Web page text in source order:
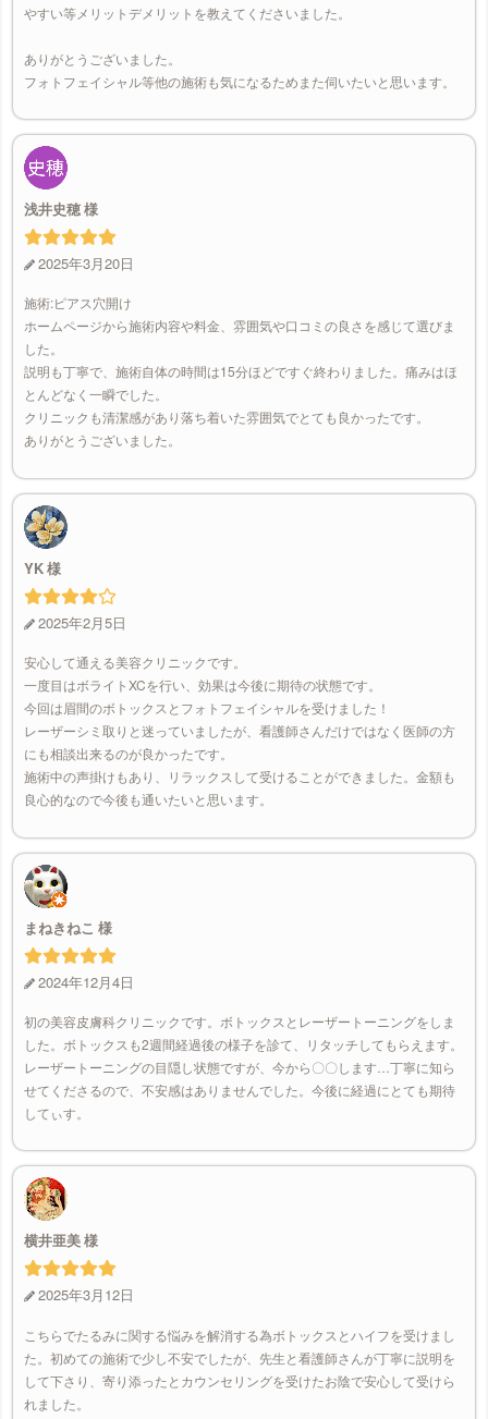
やすい等メリットデメリットを教えてくださいました。
ありがとうございました。
フォトフェイシャル等他の施術も気になるためまた伺いたいと思います。
浅井史穂
2025年3月20日
施術:ピアス穴開け
ホームページから施術内容や料金、雰囲気や口コミの良さを感じて選びま
した。
説明も丁寧で、施術自体の時間は15分ほどですぐ終わりました。痛みはほ
とんどなく一瞬でした。
クリニックも清潔感があり落ち着いた雰囲気でとても良かったです。
ありがとうございました。
YK
2025年2月5日
安心して通える美容クリニックです。
一度目はボライトXCを行い、効果は今後に期待の状態です。
今回は眉間のボトックスとフォトフェイシャルを受けました！
レーザーシミ取りと迷っていましたが、看護師さんだけではなく医師の方
にも相談出来るのが良かったです。
施術中の声掛けもあり、リラックスして受けることができました。金額も
良心的なので今後も通いたいと思います。
まねきねこ
2024年12月4日
初の美容皮膚科クリニックです。ボトックスとレーザートーニングをしま
した。ボトックスも2週間経過後の様子を診て、リタッチしてもらえます。
レーザートーニングの目隠し状態ですが、今から〇〇します…丁寧に知ら
せてくださるので、不安感はありませんでした。今後に経過にとても期待
してぃす。
横井亜美
2025年3月12日
こちらでたるみに関する悩みを解消する為ボトックスとハイフを受けまし
た。初めての施術で少し不安でしたが、先生と看護師さんが丁寧に説明を
して下さり、寄り添ったとカウンセリングを受けたお陰で安心して受けら
れました。